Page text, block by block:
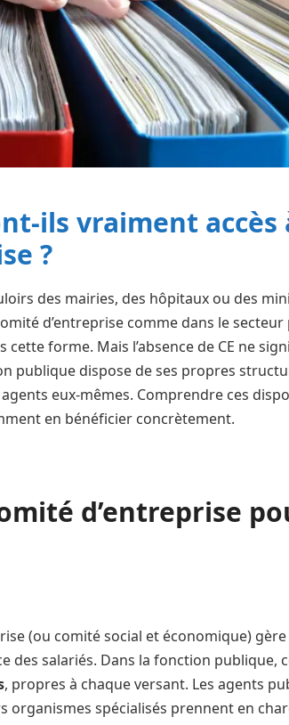
ils vraiment accès
?
des mairies, des hôpitaux ou des
d’entreprise comme dans le secteur
forme. Mais l’absence de CE ne
publique dispose de ses propres
eux-mêmes. Comprendre ces
en bénéficier concrètement.
d’entreprise
(ou comité social et économique) gère
des salariés. Dans la fonction publique,
, propres à chaque versant. Les agents
organismes spécialisés prennent en